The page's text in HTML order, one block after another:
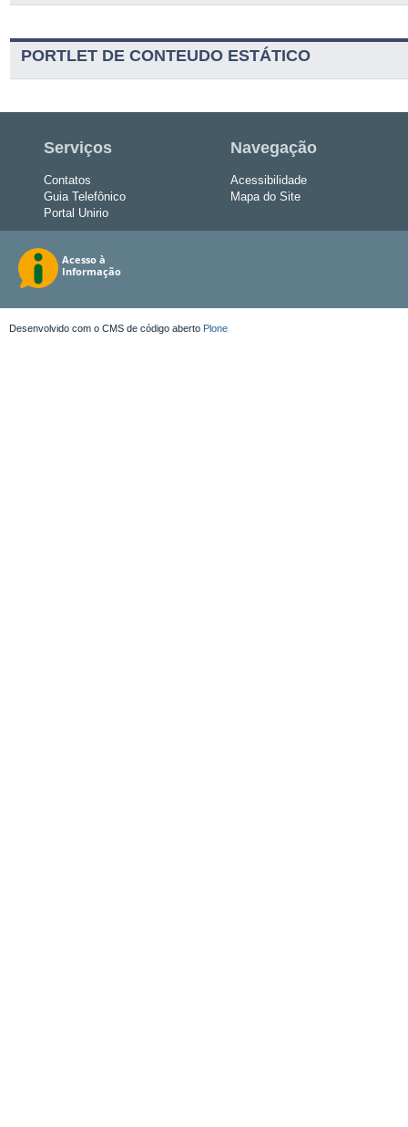
PORTLET DE CONTEUDO ESTÁTICO
Serviços
Contatos
Guia Telefônico
Portal Unirio
Navegação
Acessibilidade
Mapa do Site
Desenvolvido com o CMS de código aberto Plone